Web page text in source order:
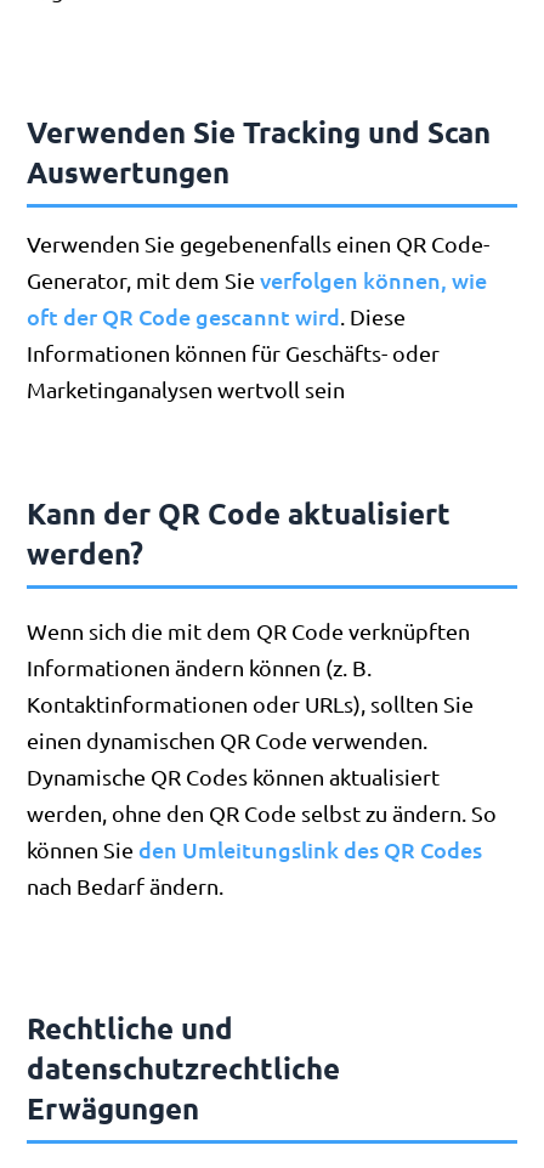
Verwenden Sie Tracking und Scan
Auswertungen
Verwenden Sie gegebenenfalls einen QR Code-
Generator, mit dem Sieverfolgen können, wie
oft der QR Code gescannt wird . Diese
Informationen können für Geschäfts- oder
Marketinganalysen wertvoll sein
Kann der QR Code aktualisiert
werden?
Wenn sich die mit dem QR Code verknüpften
Informationen ändern können (z. B.
Kontaktinformationen oder URLs), sollten Sie
einen dynamischen QR Code verwenden.
Dynamische QR Codes können aktualisiert
werden, ohne den QR Code selbst zu ändern. So
können Sie den Umleitungslink des QR Codes
nach Bedarf ändern.
Rechtliche und
datenschutzrechtliche
Erwägungen